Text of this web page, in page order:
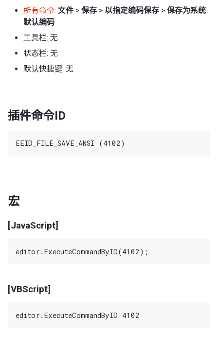
所有命令: 文件 > 保存 > 以指定编码保存 > 保存为系统
默认编码
工具栏: 无
状态栏: 无
默认快捷键: 无
插件命令ID
宏
[JavaScript]
[VBScript]